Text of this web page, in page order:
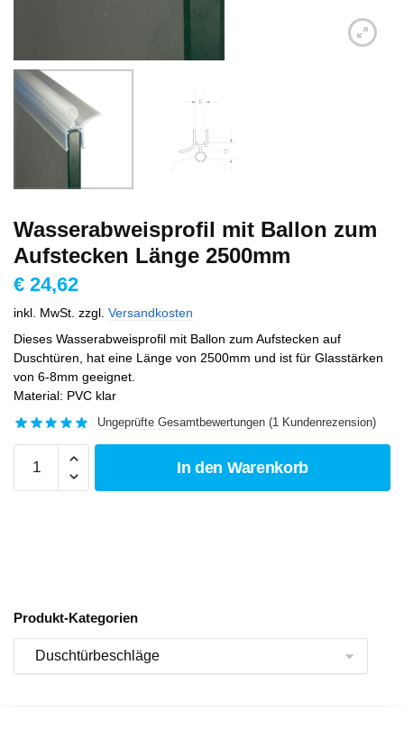
Wasserabweisprofil mit Ballon zum
Aufstecken Länge 2500mm
€ 24,62
inkl. MwSt. zzgl. Versandkosten
Dieses Wasserabweisprofil mit Ballon zum Aufstecken auf
Duschtüren, hat eine Länge von 2500mm und ist für Glasstärken
von 6-8mm geeignet.
Material: PVC klar
Ungeprüfte Gesamtbewertungen (1 Kundenrezension)
In den Warenkorb
Produkt-Kategorien